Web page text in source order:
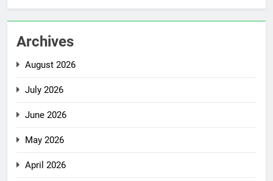
Archives
August 2026
July 2026
June 2026
May 2026
April 2026